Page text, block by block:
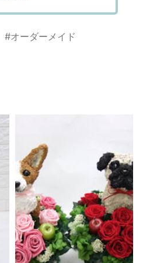
#オーダーメイド